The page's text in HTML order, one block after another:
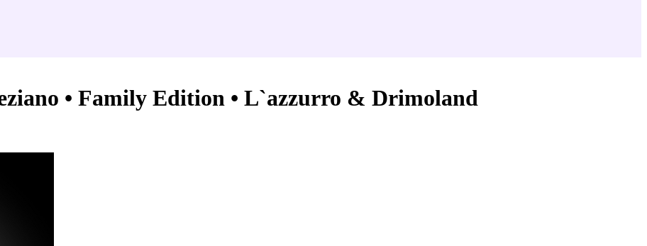
• Family Edition • L`azzurro & Drimoland